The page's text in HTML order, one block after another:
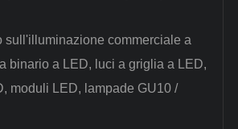
sull'illuminazione commerciale a
binario a LED, luci a griglia a LED,
moduli LED, lampade GU10 /